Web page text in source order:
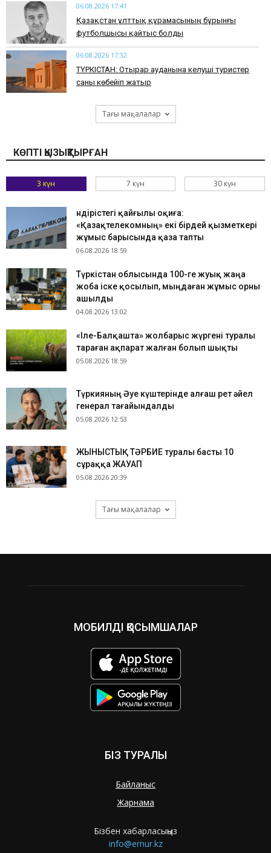
06.08.2026 17:41
Қазақстан ұлттық құрамасының бұрынғы
футболшысы қайтыс болды
06.08.2026 17:32
ТҮРКІСТАН: Отырар ауданына келуші туристер
саны көбейіп жатыр
Тағы мақалалар
КӨПТІ ҚЫЗЫҚТЫРҒАН
3 күн 7 күн 30 күн
Өндірістегі қайғылы оқиға:
«Қазақтелекомның» екі бірдей қызметкері
жұмыс барысында қаза тапты
06.08.2026 18:59
Түркістан облысында 100-ге жуық жаңа
жоба іске қосылып, мыңдаған жұмыс орны
ашылды
04.08.2026 13:02
«Іле-Балқашта» жолбарыс жүргені туралы
тараған ақпарат жалған болып шықты
05.08.2026 18:59
Түркияның Әуе күштерінде алғаш рет әйел
генерал тағайындалды
05.08.2026 12:53
ЖЫНЫСТЫҚ ТӘРБИЕ туралы басты 10
сұраққа ЖАУАП
05.08.2026 20:39
Тағы мақалалар
МОБИЛДІ ҚОСЫМШАЛАР
БІЗ ТУРАЛЫ
Байланыс
Жарнама
Бізбен хабарласыңыз
info@ernur.kz